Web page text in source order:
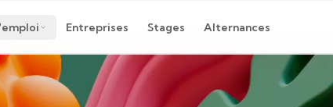
Entreprises Stages Alternances